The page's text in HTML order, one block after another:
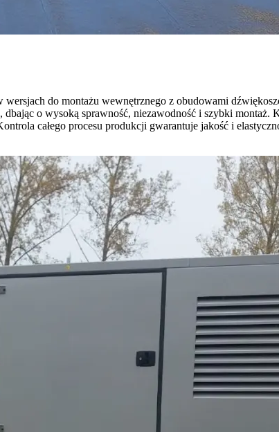
do montażu wewnętrznego z obudowami
o wysoką sprawność, niezawodność i szybki montaż.
całego procesu produkcji gwarantuje jakość i